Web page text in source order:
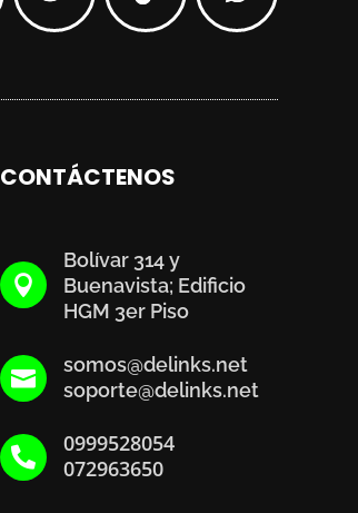
CONTÁCTENOS

Bolívar 314 y
Buenavista; Edificio
HGM 3er Piso

somos@delinks.net
soporte@delinks.net

0999528054
072963650